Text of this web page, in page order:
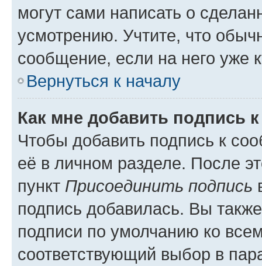
могут сами написать о
усмотрению. Учтите, что
сообщение, если на него уже
Вернуться к началу
Как мне добавить подпись
Чтобы добавить подпись к
её в личном разделе. После
пункт Присоединить подпись
подпись добавилась. Вы
подписи по умолчанию ко
соответствующий выбор в